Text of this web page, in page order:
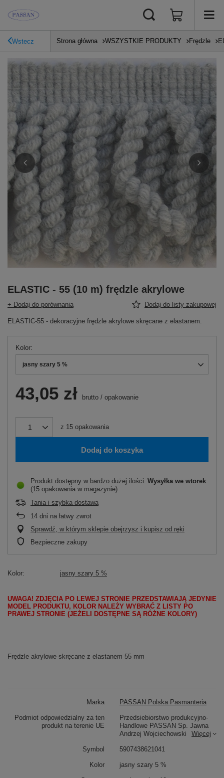
Wstecz Strona główna WSZYSTKIE PRODUKTY Frędzle
ELASTIC - 55 (10 m) frędzle akrylowe
+ Dodaj do porównania Dodaj do listy zakupowej
ELASTIC-55 - dekoracyjne frędzle akrylowe skręcane z elastanem.
Kolor
jasny szary 5 %
43,05 zł brutto / opakowanie
z 15 opakowania
Dodaj do koszyka
Produkt dostępny w bardzo dużej ilości Wysyłka we wtorek
(15 opakowania w magazynie)
Tania i szybka dostawa
14 dni na łatwy zwrot
Sprawdź, w którym sklepie obejrzysz i kupisz od ręki
Bezpieczne zakupy
Kolor jasny szary 5 %
UWAGA! ZDJĘCIA PO LEWEJ STRONIE PRZEDSTAWIAJĄ JEDYNIE
MODEL PRODUKTU, KOLOR NALEŻY WYBRAĆ Z LISTY PO
PRAWEJ STRONIE (JEŻELI DOSTĘPNE SĄ RÓŻNE KOLORY)
Frędzle akrylowe skręcane z elastanem 55 mm
Marka PASSAN Polska Pasmanteria
Podmiot odpowiedzialny za ten
produkt na terenie UE
Przedsiebiorstwo produkcyjno-
Handlowe PASSAN Sp. Jawna
Andrzej Wojciechowski
Więcej
Symbol 5907438621041
Kolor jasny szary 5 %